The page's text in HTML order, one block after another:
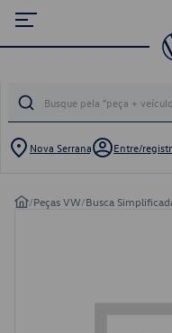
Nova Serrana Entre/
/Peças VW/Busca